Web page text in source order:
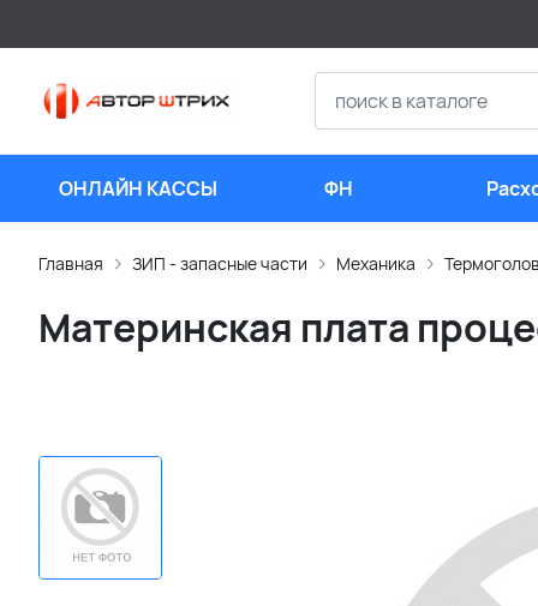
ОНЛАЙН КАССЫ ФН
Главная ЗИП - запасные части Механика
Материнская плата